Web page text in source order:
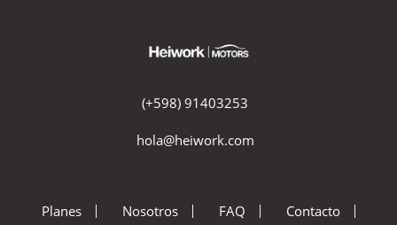
(+598) 91403253
hola@heiwork.com
Planes Nosotros FAQ Contacto